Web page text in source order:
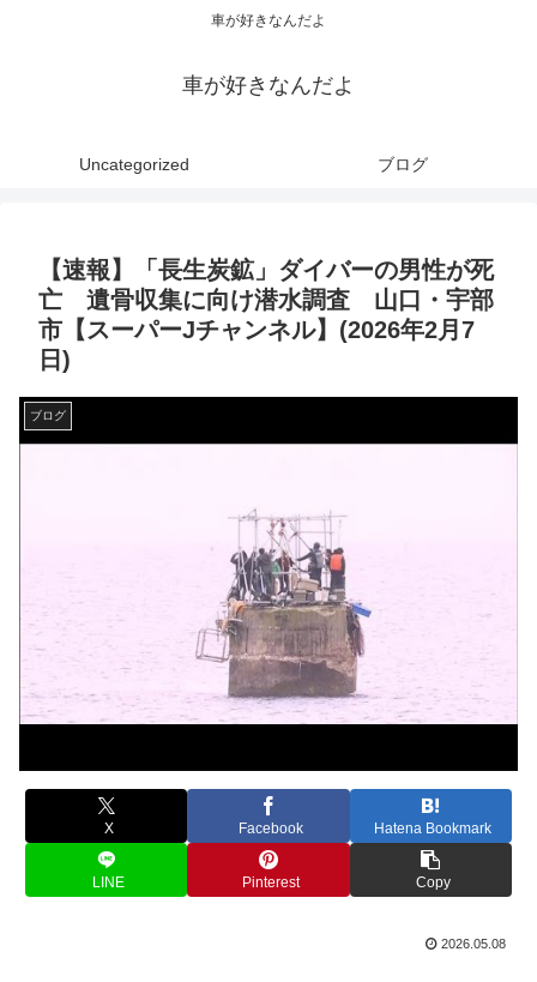
車が好きなんだよ
車が好きなんだよ
Uncategorized ブログ
【速報】「長生炭鉱」ダイバーの男性が死
亡 遺骨収集に向け潜水調査 山口・宇部
市【スーパーJチャンネル】(2026年2月7
日)
ブログ
X Facebook Hatena Bookmark
LINE Pinterest Copy
2026.05.08